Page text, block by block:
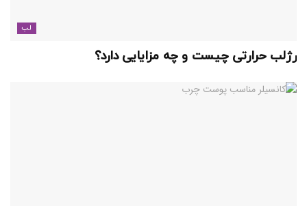
لب
رژلب حرارتی چیست و چه مزایایی دارد؟